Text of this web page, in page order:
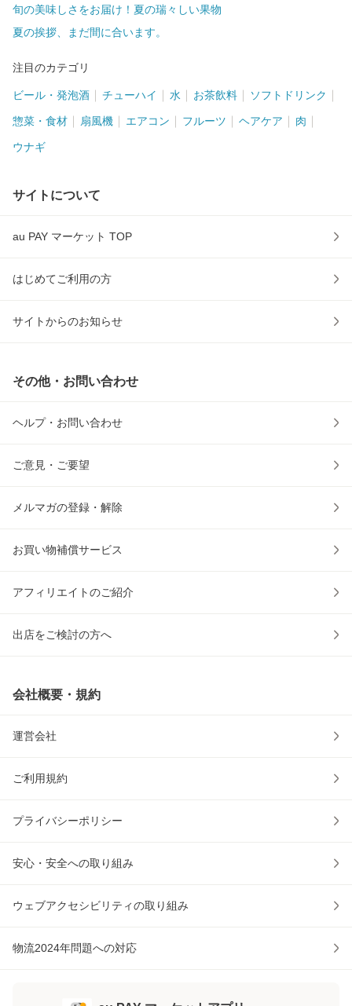
旬の美味しさをお届け！夏の瑞々しい果物
夏の挨拶、まだ間に合います。
注目のカテゴリ
ビール・発泡酒 チューハイ 水 お茶飲料 ソフトドリンク
惣菜・食材 扇風機 エアコン フルーツ ヘアケア 肉
ウナギ
サイトについて
au PAY マーケット TOP
はじめてご利用の方
サイトからのお知らせ
その他・お問い合わせ
ヘルプ・お問い合わせ
ご意見・ご要望
メルマガの登録・解除
お買い物補償サービス
アフィリエイトのご紹介
出店をご検討の方へ
会社概要・規約
運営会社
ご利用規約
プライバシーポリシー
安心・安全への取り組み
ウェブアクセシビリティの取り組み
物流2024年問題への対応